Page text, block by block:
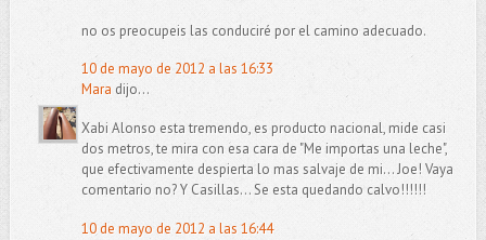
no os preocupeis las conduciré por el camino adecuado.
10 de mayo de 2012 a las 16:33
Mara dijo...
Xabi Alonso esta tremendo, es producto nacional, mide casi
dos metros, te mira con esa cara de "Me importas una leche",
que efectivamente despierta lo mas salvaje de mi... Joe! Vaya
comentario no? Y Casillas... Se esta quedando calvo!!!!!!
10 de mayo de 2012 a las 16:44